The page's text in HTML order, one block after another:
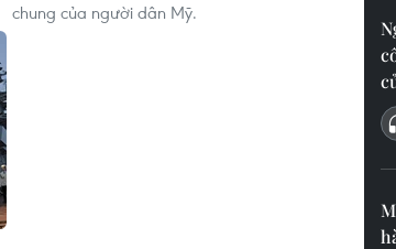
chung của người dân Mỹ.